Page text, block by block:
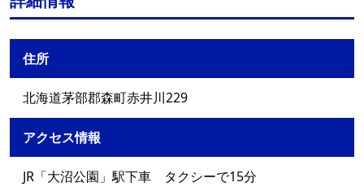
住所
北海道茅部郡森町赤井川229
アクセス情報
JR「大沼公園」駅下車 タクシーで15分